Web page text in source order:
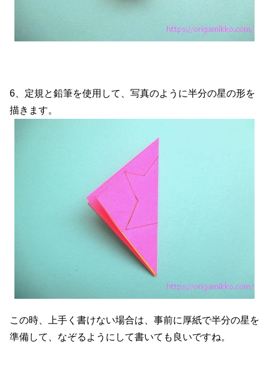
6、定規と鉛筆を使用して、写真のように半分の星の形を
描きます。
この時、上手く書けない場合は、事前に厚紙で半分の星を
準備して、なぞるようにして書いても良いですね。